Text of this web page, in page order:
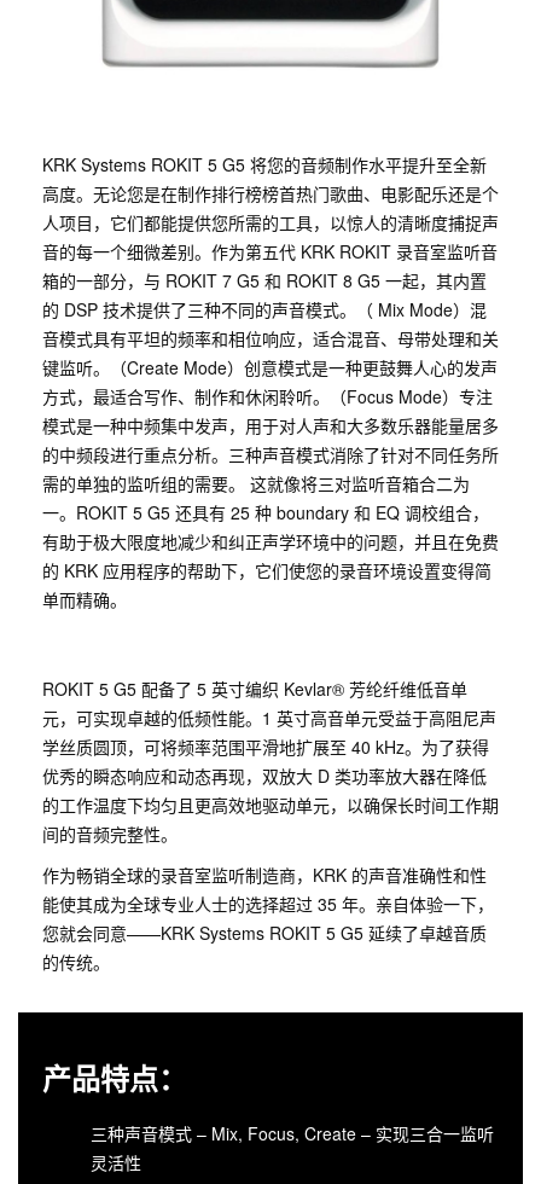
KRK Systems ROKIT 5 G5 将您的音频制作水平提升至全新
高度。无论您是在制作排行榜榜首热门歌曲、电影配乐还是个
人项目，它们都能提供您所需的工具，以惊人的清晰度捕捉声
音的每一个细微差别。作为第五代 KRK ROKIT 录音室监听音
箱的一部分，与 ROKIT 7 G5 和 ROKIT 8 G5 一起，其内置
的 DSP 技术提供了三种不同的声音模式。（ Mix Mode）混
音模式具有平坦的频率和相位响应，适合混音、母带处理和关
键监听。（Create Mode）创意模式是一种更鼓舞人心的发声
方式，最适合写作、制作和休闲聆听。（Focus Mode）专注
模式是一种中频集中发声，用于对人声和大多数乐器能量居多
的中频段进行重点分析。三种声音模式消除了针对不同任务所
需的单独的监听组的需要。 这就像将三对监听音箱合二为
一。ROKIT 5 G5 还具有 25 种 boundary 和 EQ 调校组合，
有助于极大限度地减少和纠正声学环境中的问题，并且在免费
的 KRK 应用程序的帮助下，它们使您的录音环境设置变得简
单而精确。
ROKIT 5 G5 配备了 5 英寸编织 Kevlar® 芳纶纤维低音单
元，可实现卓越的低频性能。1 英寸高音单元受益于高阻尼声
学丝质圆顶，可将频率范围平滑地扩展至 40 kHz。为了获得
优秀的瞬态响应和动态再现，双放大 D 类功率放大器在降低
的工作温度下均匀且更高效地驱动单元，以确保长时间工作期
间的音频完整性。
作为畅销全球的录音室监听制造商，KRK 的声音准确性和性
能使其成为全球专业人士的选择超过 35 年。亲自体验一下，
您就会同意——KRK Systems ROKIT 5 G5 延续了卓越音质
的传统。
产品特点：
三种声音模式 – Mix, Focus, Create – 实现三合一监听
灵活性